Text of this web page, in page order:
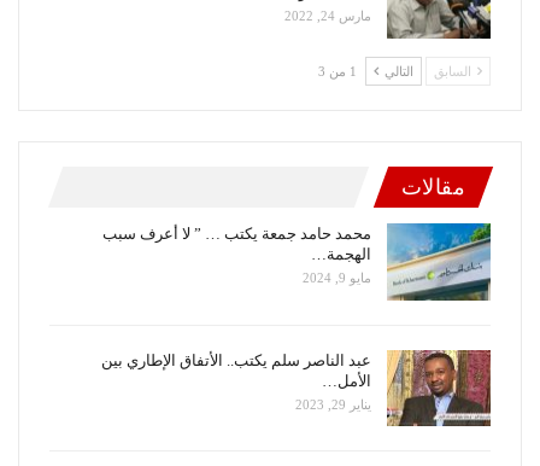
مارس 24, 2022
السابق التالي 1 من 3
مقالات
محمد حامد جمعة يكتب … ” لا أعرف سبب
الهجمة…
مايو 9, 2024
عبد الناصر سلم يكتب.. الأتفاق الإطاري بين
الأمل…
يناير 29, 2023